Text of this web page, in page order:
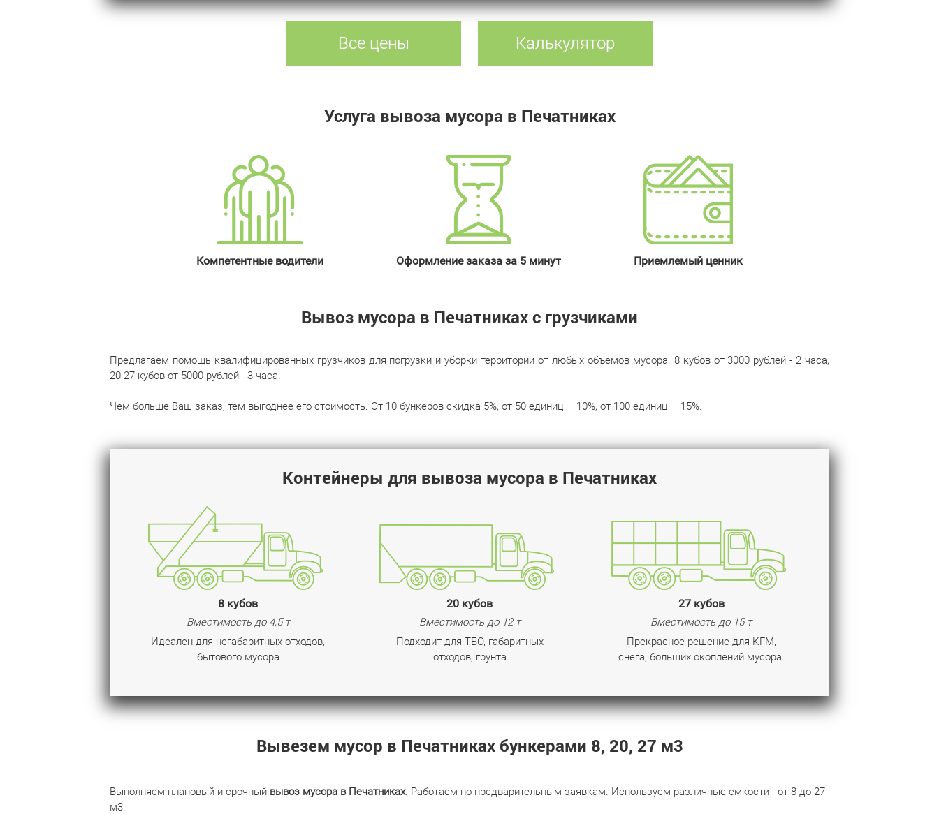
Все цены Калькулятор
Услуга вывоза мусора в Печатниках
Компетентные водители Оформление заказа за 5 минут Приемлемый ценник
Вывоз мусора в Печатниках с грузчиками
Предлагаем помощь квалифицированных грузчиков для погрузки и уборки территории от любых объемов мусора. 8 кубов от 3000 рублей - 2 часа,
20‌-‌27 кубов от 5000 рублей - 3 часа.
Чем больше Ваш заказ, тем выгоднее его стоимость. От 10 бункеров скидка 5%, от 50 единиц – 10%, от 100 единиц – 15%.
Контейнеры для вывоза мусора в Печатниках
8 кубов
Вместимость до 4,5 т
Идеален для негабаритных отходов,
бытового мусора
20 кубов
Вместимость до 12 т
Подходит для ТБО, габаритных
отходов, грунта
27 кубов
Вместимость до 15 т
Прекрасное решение для КГМ,
снега, больших скоплений мусора.
Вывезем мусор в Печатниках бункерами 8, 20, 27 м3
Выполняем плановый и срочный вывоз мусора в Печатниках. Работаем по предварительным заявкам. Используем различные емкости - от 8 до 27
м3.